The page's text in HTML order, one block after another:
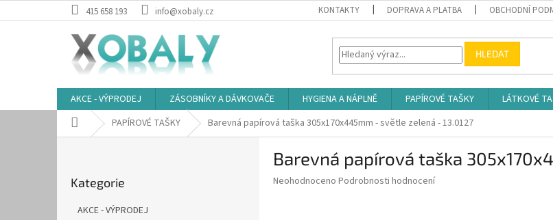
na
415 658 193 info@xobaly.cz KONTAKTY DOPRAVA A PLATBA OBCHODNÍ
HLEDAT
AKCE - VÝPRODEJ ZÁSOBNÍKY A DÁVKOVAČE HYGIENA A NÁPLNĚ PAPÍROVÉ TAŠKY LÁTKOVÉ
Domů PAPÍROVÉ TAŠKY Barevná papírová taška 305x170x445mm - světle zelená - 13.0127
kategorie
Kategorie
AKCE - VÝPRODEJ
Barevná papírová taška
Průměrné
Neohodnoceno Podrobnosti hodnocení